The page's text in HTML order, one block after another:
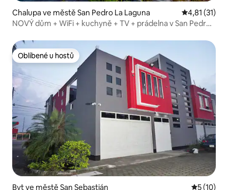
Chalupa ve městě San Pedro La Laguna Průměrné
4,81 (31)
NOVÝ dům + WiFi + kuchyně + TV + prádelna v San Pedro
Oblíbené u hostů
Oblíbené u hostů
Byt ve městě San Sebastián Průměrné
5 (10)